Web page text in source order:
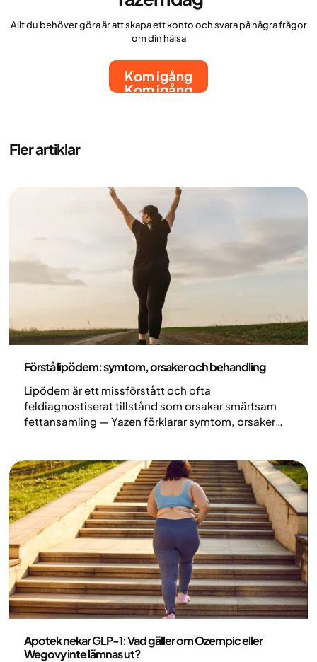
Allt du behöver göra är att skapa ett konto och svara på några frågor
om din hälsa
Kom igång
Kom igång
Fler artiklar
Förstå lipödem: symtom, orsaker och behandling
Lipödem är ett missförstått och ofta
feldiagnostiserat tillstånd som orsakar smärtsam
fettansamling — Yazen förklarar symtom, orsaker
Apotek nekar GLP-1: Vad gäller om Ozempic eller
Wegovy inte lämnas ut?